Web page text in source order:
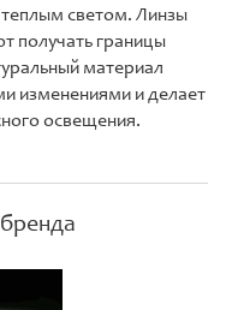
светом. Линзы
получать границы
материал
изменениями и делает
освещения.